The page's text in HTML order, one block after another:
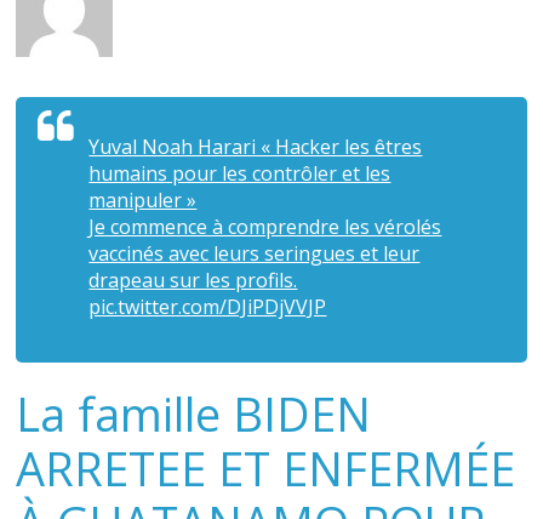
Yuval Noah Harari « Hacker les êtres
humains pour les contrôler et les
manipuler »
Je commence à comprendre les vérolés
vaccinés avec leurs seringues et leur
drapeau sur les profils.
pic.twitter.com/DJiPDjVVJP
La famille BIDEN
ARRETEE ET ENFERMÉE